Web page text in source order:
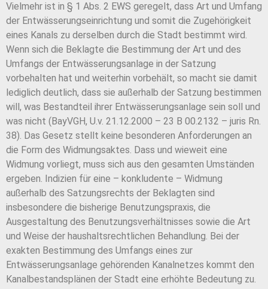
Vielmehr ist in § 1 Abs. 2 EWS geregelt, dass Art und Umfang
der Entwässerungseinrichtung und somit die Zugehörigkeit
eines Kanals zu derselben durch die Stadt bestimmt wird.
Wenn sich die Beklagte die Bestimmung der Art und des
Umfangs der Entwässerungsanlage in der Satzung
vorbehalten hat und weiterhin vorbehält, so macht sie damit
lediglich deutlich, dass sie außerhalb der Satzung bestimmen
will, was Bestandteil ihrer Entwässerungsanlage sein soll und
was nicht (BayVGH, U.v. 21.12.2000 – 23 B 00.2132 – juris Rn.
38). Das Gesetz stellt keine besonderen Anforderungen an
die Form des Widmungsaktes. Dass und wieweit eine
Widmung vorliegt, muss sich aus den gesamten Umständen
ergeben. Indizien für eine – konkludente – Widmung
außerhalb des Satzungsrechts der Beklagten sind
insbesondere die bisherige Benutzungspraxis, die
Ausgestaltung des Benutzungsverhältnisses sowie die Art
und Weise der haushaltsrechtlichen Behandlung. Bei der
exakten Bestimmung des Umfangs eines zur
Entwässerungsanlage gehörenden Kanalnetzes kommt den
Kanalbestandsplänen der Stadt eine erhöhte Bedeutung zu.